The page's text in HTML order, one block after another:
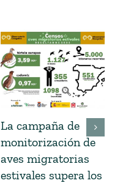
La campaña de
monitorización de
aves migratorias
estivales supera los